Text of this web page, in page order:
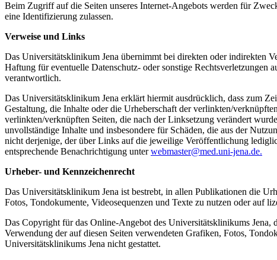
Beim Zugriff auf die Seiten unseres Internet-Angebots werden für
eine Identifizierung zulassen.
Verweise und Links
Das Universitätsklinikum Jena übernimmt bei direkten oder indirekten
Haftung für eventuelle Datenschutz- oder sonstige
verantwortlich.
Das Universitätsklinikum Jena erklärt hiermit ausdrücklich, dass zum
Gestaltung, die Inhalte oder die Urheberschaft der verlinkten/
verlinkten/verknüpften Seiten, die nach der Linksetzung verändert
unvollständige Inhalte und insbesondere für Schäden, die aus der
nicht derjenige, der über Links auf die jeweilige Veröffentlichung
entsprechende Benachrichtigung unterwebmaster@med.uni-jena.de.
Urheber- und Kennzeichenrecht
Das Universitätsklinikum Jena ist bestrebt, in allen Publikationen die
Fotos, Tondokumente, Videosequenzen und Texte zu nutzen oder auf
Das Copyright für das Online-Angebot des Universitätsklinikums Jena,
Verwendung der auf diesen Seiten verwendeten Grafiken, Fotos,
Universitätsklinikums Jena nicht gestattet.